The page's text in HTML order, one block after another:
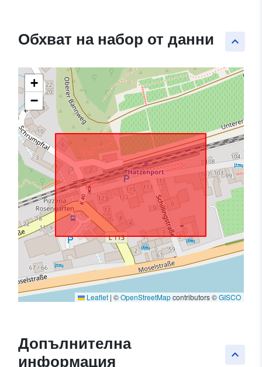
keyboard_arrow_up
Обхват на набор от данни
+
−
Leaflet | ©OpenStreetMapcontributors ©GISCO
keyboard_arrow_up
Допълнителна
информация